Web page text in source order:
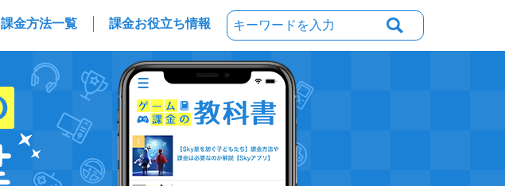
課金方法一覧 課金お役立ち情報